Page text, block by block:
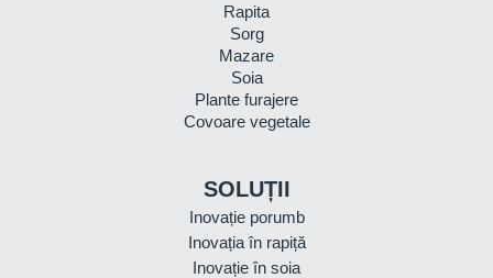
Rapita
Sorg
Mazare
Soia
Plante furajere
Covoare vegetale
SOLUȚII
Inovație porumb
Inovația în rapiță
Inovație în soia